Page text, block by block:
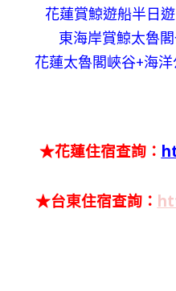
花蓮賞鯨遊船半日
東海岸賞鯨太魯
花蓮太魯閣峽谷+海
★花蓮住宿查詢：
★台東住宿查詢：